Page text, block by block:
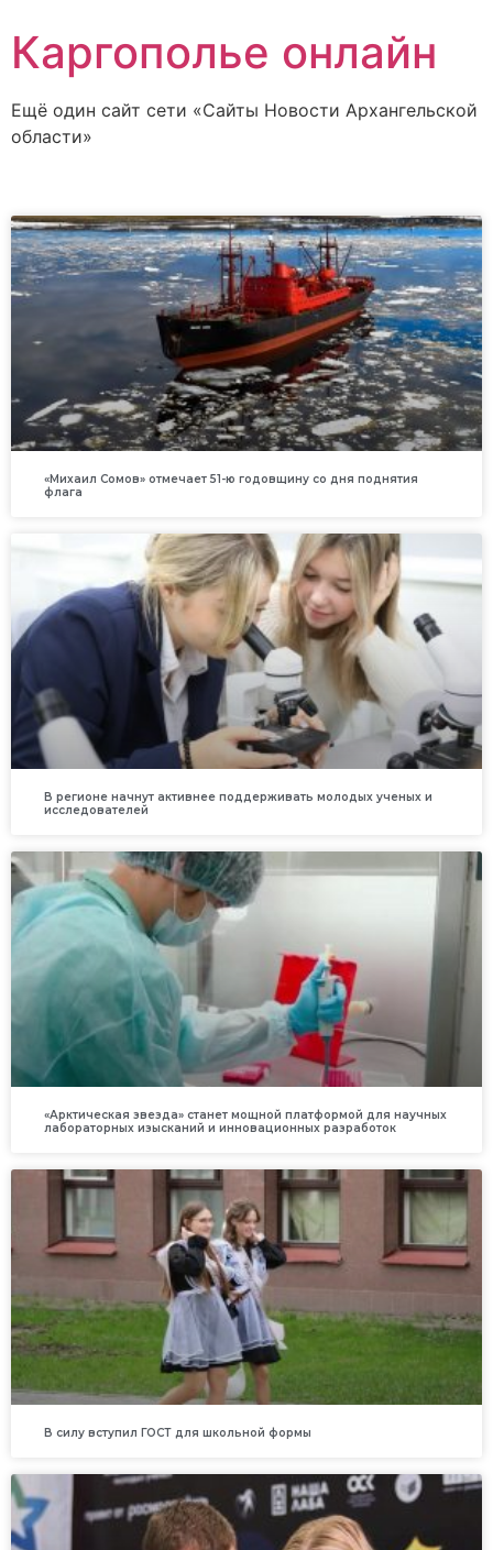
Каргополье онлайн
Ещё один сайт сети «Сайты Новости Архангельской
области»
«Михаил Сомов» отмечает 51-ю годовщину со дня поднятия
флага
В регионе начнут активнее поддерживать молодых ученых и
исследователей
«Арктическая звезда» станет мощной платформой для научных
лабораторных изысканий и инновационных разработок
В силу вступил ГОСТ для школьной формы